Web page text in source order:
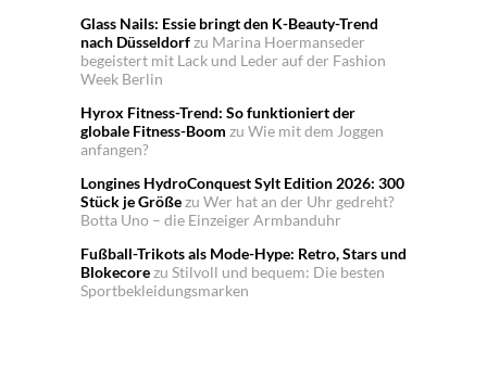
Glass Nails: Essie bringt den K-Beauty-Trend
nach Düsseldorfzu Marina Hoermanseder
begeistert mit Lack und Leder auf der Fashion
Week Berlin
Hyrox Fitness-Trend: So funktioniert der
globale Fitness-Boom zu Wie mit dem Joggen
anfangen?
Longines HydroConquest Sylt Edition 2026: 300
Stück je Größezu Wer hat an der Uhr gedreht?
Botta Uno – die Einzeiger Armbanduhr
Fußball-Trikots als Mode-Hype: Retro, Stars und
Blokecorezu Stilvoll und bequem: Die besten
Sportbekleidungsmarken